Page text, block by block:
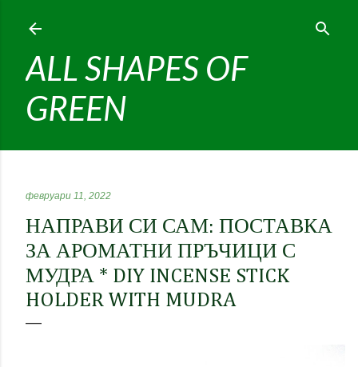
Пропускане към основното съдържание
ALL SHAPES OF
GREEN
февруари 11, 2022
НАПРАВИ СИ САМ: ПОСТАВКА
ЗА АРОМАТНИ ПРЪЧИЦИ С
МУДРА * DIY INCENSE STICK
HOLDER WITH MUDRA